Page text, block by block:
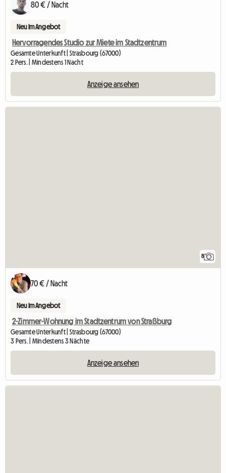
80 € / Nacht
Neu im Angebot
Hervorragendes Studio zur Miete im Stadtzentrum
Gesamte Unterkunft | Strasbourg (67000)
2 Pers. | Mindestens 1 Nacht
Anzeige ansehen
8
70 € / Nacht
Neu im Angebot
2-Zimmer-Wohnung im Stadtzentrum von Straßburg
Gesamte Unterkunft | Strasbourg (67000)
3 Pers. | Mindestens 3 Nächte
Anzeige ansehen